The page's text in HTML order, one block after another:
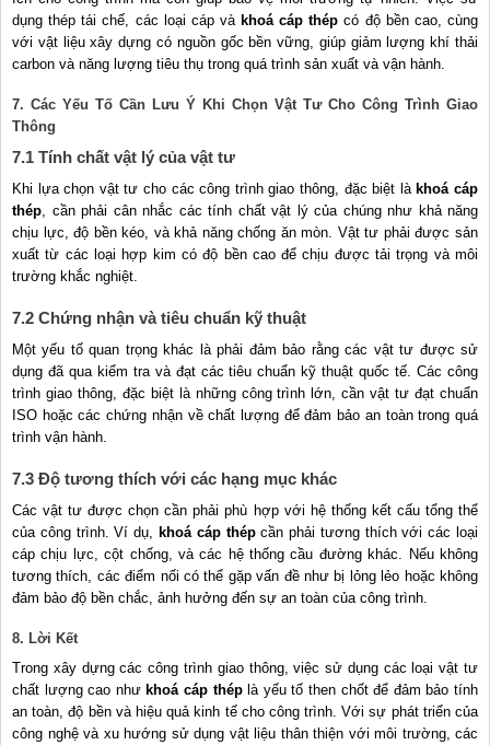
dụng thép tái chế, các loại cáp và khoá cáp thép có độ bền cao, cùng
với vật liệu xây dựng có nguồn gốc bền vững, giúp giảm lượng khí thải
carbon và năng lượng tiêu thụ trong quá trình sản xuất và vận hành.
7. Các Yếu Tố Cần Lưu Ý Khi Chọn Vật Tư Cho Công Trình Giao
Thông
7.1 Tính chất vật lý của vật tư
Khi lựa chọn vật tư cho các công trình giao thông, đặc biệt là khoá cáp
thép, cần phải cân nhắc các tính chất vật lý của chúng như khả năng
chịu lực, độ bền kéo, và khả năng chống ăn mòn. Vật tư phải được sản
xuất từ các loại hợp kim có độ bền cao để chịu được tải trọng và môi
trường khắc nghiệt.
7.2 Chứng nhận và tiêu chuẩn kỹ thuật
Một yếu tố quan trọng khác là phải đảm bảo rằng các vật tư được sử
dụng đã qua kiểm tra và đạt các tiêu chuẩn kỹ thuật quốc tế. Các công
trình giao thông, đặc biệt là những công trình lớn, cần vật tư đạt chuẩn
ISO hoặc các chứng nhận về chất lượng để đảm bảo an toàn trong quá
trình vận hành.
7.3 Độ tương thích với các hạng mục khác
Các vật tư được chọn cần phải phù hợp với hệ thống kết cấu tổng thể
của công trình. Ví dụ, khoá cáp thépcần phải tương thích với các loại
cáp chịu lực, cột chống, và các hệ thống cầu đường khác. Nếu không
tương thích, các điểm nối có thể gặp vấn đề như bị lỏng lẻo hoặc không
đảm bảo độ bền chắc, ảnh hưởng đến sự an toàn của công trình.
8. Lời Kết
Trong xây dựng các công trình giao thông, việc sử dụng các loại vật tư
chất lượng cao như khoá cáp théplà yếu tố then chốt để đảm bảo tính
an toàn, độ bền và hiệu quả kinh tế cho công trình. Với sự phát triển của
công nghệ và xu hướng sử dụng vật liệu thân thiện với môi trường, các